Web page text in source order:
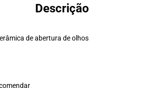
Descrição
de abertura de olhos